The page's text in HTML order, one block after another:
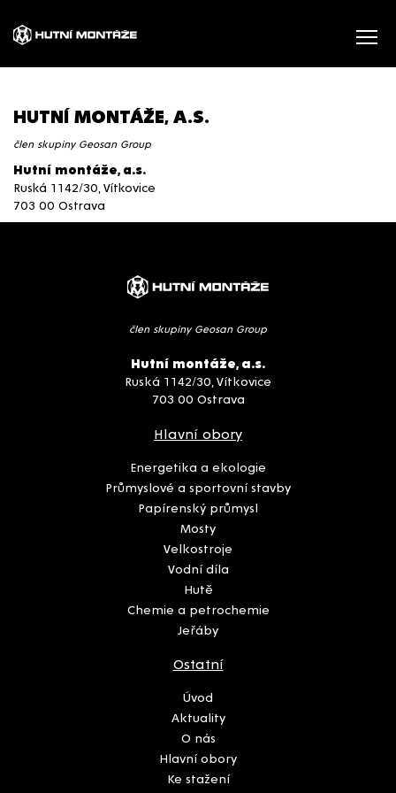
HUTNÍ MONTÁŽE, A.S.
člen skupiny Geosan Group
Hutní montáže, a.s.
Ruská 1142/30, Vítkovice
703 00 Ostrava
člen skupiny Geosan Group
Hutní montáže, a.s.
Ruská 1142/30, Vítkovice
703 00 Ostrava
Hlavní obory
Energetika a ekologie
Průmyslové a sportovní stavby
Papírenský průmysl
Mosty
Velkostroje
Vodní díla
Hutě
Chemie a petrochemie
Jeřáby
Ostatní
Úvod
Aktuality
O nás
Hlavní obory
Ke stažení